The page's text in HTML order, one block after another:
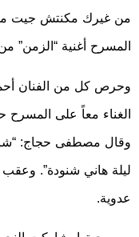
من غيرك مكنتش جيت من
المسرح أغنية “الزمن” من
وحرص كل من الفنان
الغناء معاً على المسرح
وقال مصطفى حجاج:
ليلة هاني شنودة”.
عدوية.